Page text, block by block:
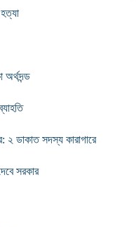
২ ডাকাত সদস্য কারাগারে
সরকার